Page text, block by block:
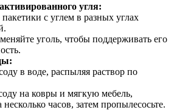
угля:
с углем в разных углах
уголь, чтобы поддерживать его
в воде, распыляя раствор по
на ковры и мягкую мебель,
несколько часов, затем пропылесосьте.